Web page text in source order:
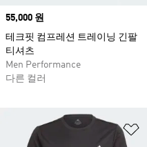
Price
55,000 원
테크핏 컴프레션 트레이닝 긴팔
티셔츠
Men Performance
다른 컬러